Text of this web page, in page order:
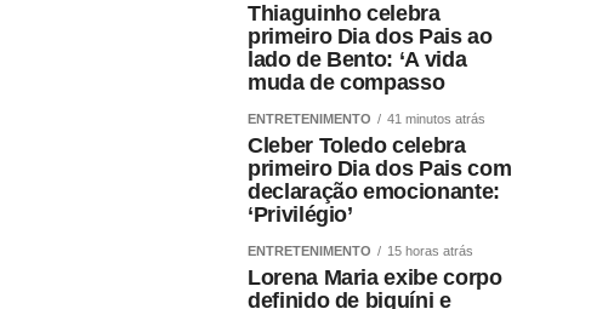
Thiaguinho celebra
primeiro Dia dos Pais ao
lado de Bento: ‘A vida
muda de compasso
ENTRETENIMENTO 41 minutos atrás
Cleber Toledo celebra
primeiro Dia dos Pais com
declaração emocionante:
‘Privilégio’
ENTRETENIMENTO 15 horas atrás
Lorena Maria exibe corpo
definido de biquíni e